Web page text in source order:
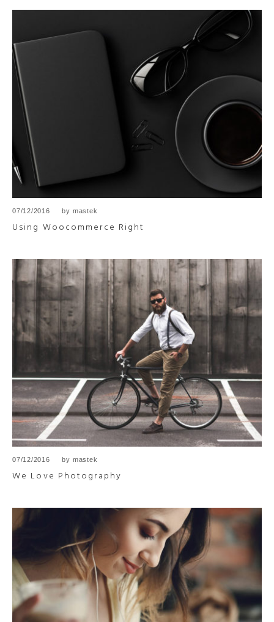
07/12/2016 by mastek
Using Woocommerce Right
07/12/2016 by mastek
We Love Photography